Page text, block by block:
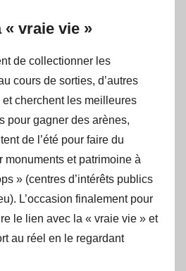
« vraie vie »
de collectionner les
cours de sorties, d’autres
cherchent les meilleures
pour gagner des arènes,
de l’été pour faire du
monuments et patrimoine à
» (centres d’intérêts publics
L’occasion finalement pour
le lien avec la « vraie vie » et
au réel en le regardant